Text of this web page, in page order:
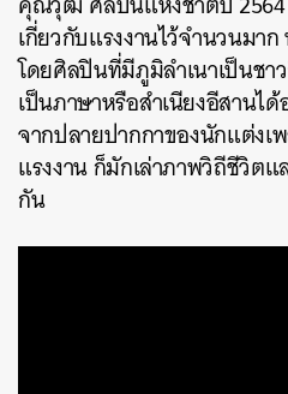
เกี่ยวกับแรงงานไว้จำนวนมา
โดยศิลปินที่มีภูมิลำเนาเป็นช
เป็นภาษาหรือสำเนียงอีสานไ
จากปลายปากกาของนักแต่ง
แรงงาน ก็มักเล่าภาพวิถีชีวิต
กัน